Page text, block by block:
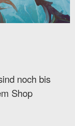
noch bis
Shop